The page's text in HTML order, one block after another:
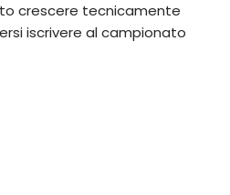
crescere tecnicamente
iscrivere al campionato